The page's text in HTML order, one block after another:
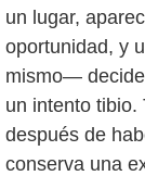
un lugar,
oportunidad, y
mismo—
un intento tibio.
después de
conserva una